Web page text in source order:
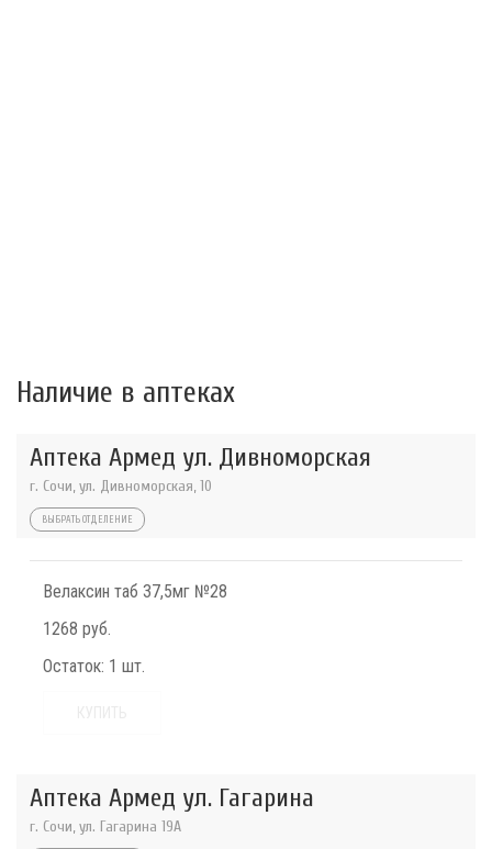
Наличие в аптеках
Аптека Армед ул. Дивноморская
г. Сочи, ул. Дивноморская, 10
ВЫБРАТЬ ОТДЕЛЕНИЕ
Велаксин таб 37,5мг №28
1268 руб.
Остаток: 1 шт.
Аптека Армед ул. Гагарина
г. Сочи, ул. Гагарина 19А